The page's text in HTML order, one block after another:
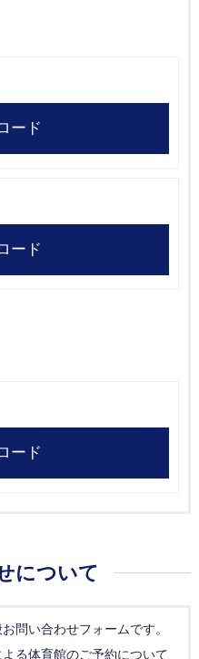
ード
ード
ード
について
問い合わせフォームです。
る体育館のご予約について